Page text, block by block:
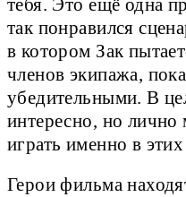
тебя. Это ещё одна
так понравился
в котором Зак
членов экипажа,
убедительными. В
интересно, но лично
играть именно в
Герои фильма